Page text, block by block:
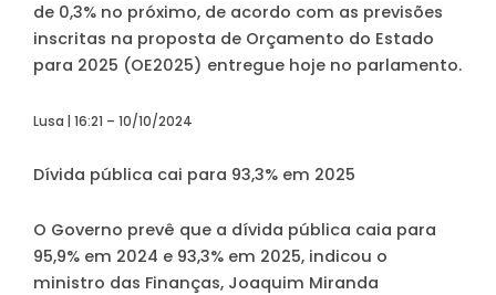
de 0,3% no próximo, de acordo com as previsões
inscritas na proposta de Orçamento do Estado
para 2025 (OE2025) entregue hoje no parlamento.
Lusa | 16:21 – 10/10/2024
Dívida pública cai para 93,3% em 2025
O Governo prevê que a dívida pública caia para
95,9% em 2024 e 93,3% em 2025, indicou o
ministro das Finanças, Joaquim Miranda